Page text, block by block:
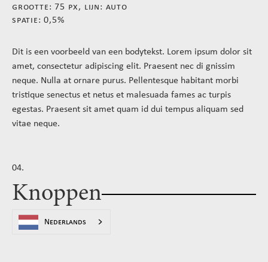
grootte: 75 px, lijn: auto
spatie: 0,5%
Dit is een voorbeeld van een bodytekst. Lorem ipsum dolor sit
amet, consectetur adipiscing elit. Praesent nec di gnissim
neque. Nulla at ornare purus. Pellentesque habitant morbi
tristique senectus et netus et malesuada fames ac turpis
egestas. Praesent sit amet quam id dui tempus aliquam sed
vitae neque.
04.
Knoppen
Nederlands